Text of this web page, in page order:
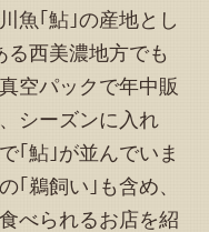
レンダーを更新しま
ンダーに変更が生じ
他イベント等のお知
魚｢鮎｣の産地とし
る西美濃地方でも
空パックで年中販
シーズンに入れ
｢鮎｣が並んでいま
｢鵜飼い｣も含め、
べられるお店を紹